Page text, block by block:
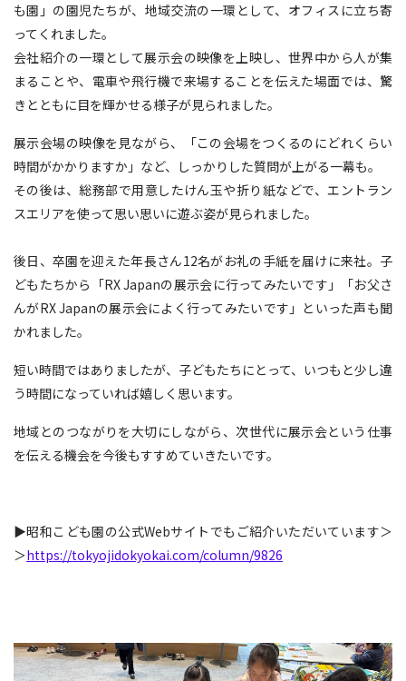
も園」の園児たちが、地域交流の一環として、オフィスに立ち寄
ってくれました。
会社紹介の一環として展示会の映像を上映し、世界中から人が集
まることや、電車や飛行機で来場することを伝えた場面では、驚
きとともに目を輝かせる様子が見られました。
展示会場の映像を見ながら、「この会場をつくるのにどれくらい
時間がかかりますか」など、しっかりした質問が上がる一幕も。
その後は、総務部で用意したけん玉や折り紙などで、エントラン
スエリアを使って思い思いに遊ぶ姿が見られました。
後日、卒園を迎えた年長さん12名がお礼の手紙を届けに来社。子
どもたちから「RX Japanの展示会に行ってみたいです」「お父さ
んがRX Japanの展示会によく行ってみたいです」といった声も聞
かれました。
短い時間ではありましたが、子どもたちにとって、いつもと少し違
う時間になっていれば嬉しく思います。
地域とのつながりを大切にしながら、次世代に展示会という仕事
を伝える機会を今後もすすめていきたいです。
▶昭和こども園の公式Webサイトでもご紹介いただいています＞
＞https://tokyojidokyokai.com/column/9826